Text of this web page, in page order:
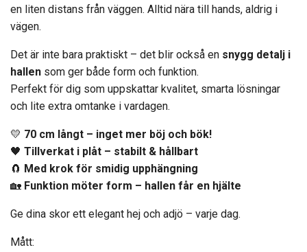
en liten distans från väggen. Alltid nära till hands, aldrig i
vägen.
Det är inte bara praktiskt – det blir också en snygg detalj i
hallen som ger både form och funktion.
Perfekt för dig som uppskattar kvalitet, smarta lösningar
och lite extra omtanke i vardagen.
💛 70 cm långt – inget mer böj och bök!
🖤 Tillverkat i plåt – stabilt & hållbart
🧲 Med krok för smidig upphängning
🏡 Funktion möter form – hallen får en hjälte
Ge dina skor ett elegant hej och adjö – varje dag.
Mått: